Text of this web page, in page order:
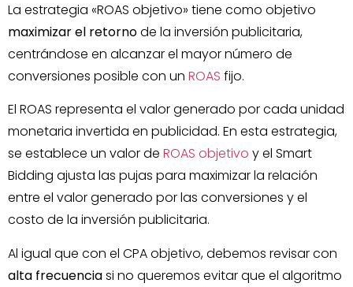
La estrategia «ROAS objetivo» tiene como objetivo
maximizar el retornode la inversión publicitaria,
centrándose en alcanzar el mayor número de
conversiones posible con un ROAS fijo.
El ROAS representa el valor generado por cada unidad
monetaria invertida en publicidad. En esta estrategia,
se establece un valor de ROAS objetivo y el Smart
Bidding ajusta las pujas para maximizar la relación
entre el valor generado por las conversiones y el
costo de la inversión publicitaria.
Al igual que con el CPA objetivo, debemos revisar con
alta frecuenciasi no queremos evitar que el algoritmo